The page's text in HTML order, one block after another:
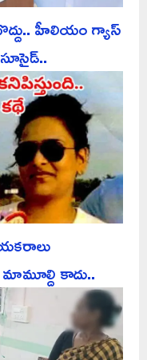
హీలియం గ్యాస్
కాదు..